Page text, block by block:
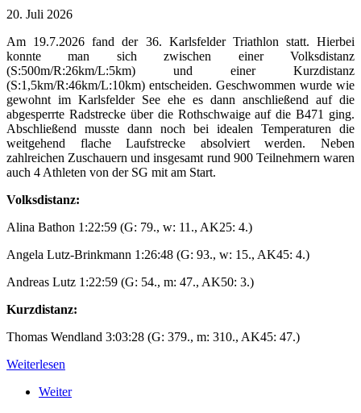
20. Juli 2026
Am 19.7.2026 fand der 36. Karlsfelder Triathlon statt. Hierbei
konnte man sich zwischen einer Volksdistanz
(S:500m/R:26km/L:5km) und einer Kurzdistanz
(S:1,5km/R:46km/L:10km) entscheiden. Geschwommen wurde wie
gewohnt im Karlsfelder See ehe es dann anschließend auf die
abgesperrte Radstrecke über die Rothschwaige auf die B471 ging.
Abschließend musste dann noch bei idealen Temperaturen die
weitgehend flache Laufstrecke absolviert werden. Neben
zahlreichen Zuschauern und insgesamt rund 900 Teilnehmern waren
auch 4 Athleten von der SG mit am Start.
Volksdistanz:
Alina Bathon 1:22:59 (G: 79., w: 11., AK25: 4.)
Angela Lutz-Brinkmann 1:26:48 (G: 93., w: 15., AK45: 4.)
Andreas Lutz 1:22:59 (G: 54., m: 47., AK50: 3.)
Kurzdistanz:
Thomas Wendland 3:03:28 (G: 379., m: 310., AK45: 47.)
Weiterlesen
Weiter